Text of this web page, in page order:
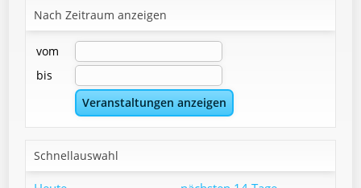
Nach Zeitraum anzeigen
vom
bis
Schnellauswahl